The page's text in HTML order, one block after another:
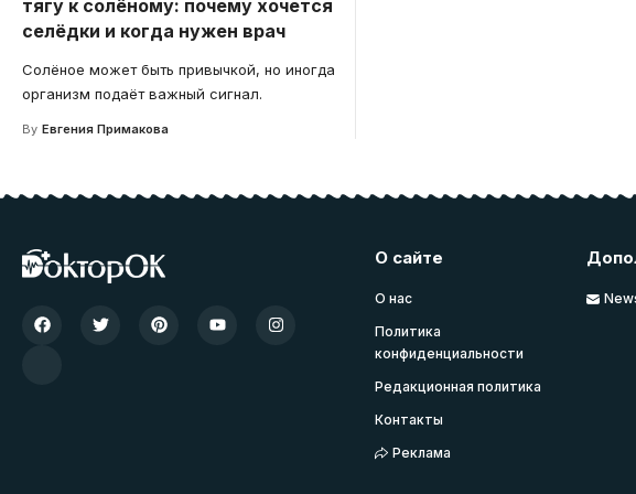
тягу к солёному: почему хочется
селёдки и когда нужен врач
Солёное может быть привычкой, но иногда
организм подаёт важный сигнал.
By Евгения Примакова
О сайте
О нас
Политика
конфиденциальности
Редакционная политика
Контакты
Реклама